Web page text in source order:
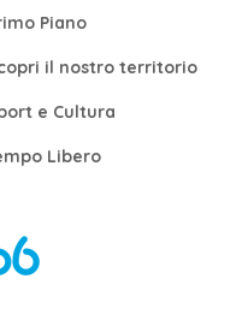
Piano
il nostro territorio
e Cultura
Libero